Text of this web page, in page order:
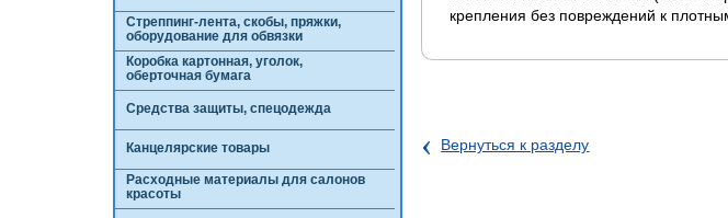
Стреппинг-лента, скобы, пряжки,
оборудование для обвязки
Коробка картонная, уголок,
оберточная бумага
Средства защиты, спецодежда
Канцелярские товары
Расходные материалы для салонов
красоты
крепления без повреждений к
‹ Вернуться к разделу